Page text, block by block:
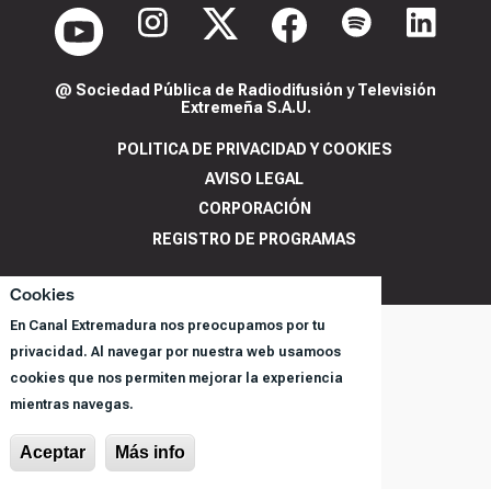
Cookies
En Canal Extremadura nos preocupamos por tu
privacidad. Al navegar por nuestra web usamoos
cookies que nos permiten mejorar la experiencia
mientras navegas.
Aceptar Más info
@ Sociedad Pública de Radiodifusión y Televisión
Extremeña S.A.U.
POLITICA DE PRIVACIDAD Y COOKIES
AVISO LEGAL
CORPORACIÓN
REGISTRO DE PROGRAMAS